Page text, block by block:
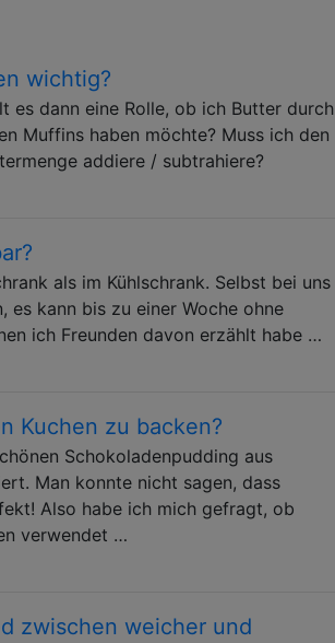
wichtig?
es dann eine Rolle, ob ich Butter durch
Muffins haben möchte? Muss ich den
addiere / subtrahiere?
als im Kühlschrank. Selbst bei uns
es kann bis zu einer Woche ohne
ich Freunden davon erzählt habe …
Kuchen zu backen?
Schokoladenpudding aus
Man konnte nicht sagen, dass
Also habe ich mich gefragt, ob
verwendet …
zwischen weicher und